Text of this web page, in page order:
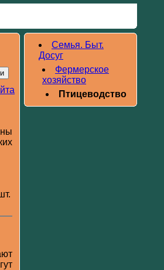
Семья. Быт.
Досуг
Фермерское
хозяйство
Птицеводство